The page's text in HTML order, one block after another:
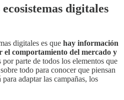
digitales
digitales es que hay información
el comportamiento del mercado y
parte de todos los elementos que
todo para conocer que piensan
adaptar las campañas, los